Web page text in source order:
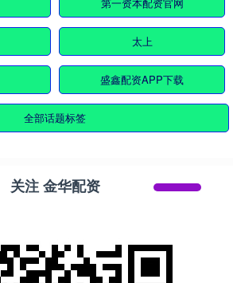
第一资本配资官网
太上
盛鑫配资APP下载
全部话题标签
关注 金华配资